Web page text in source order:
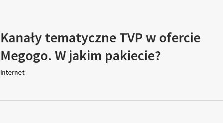
Kanały tematyczne TVP w ofercie
Megogo. W jakim pakiecie?
Internet